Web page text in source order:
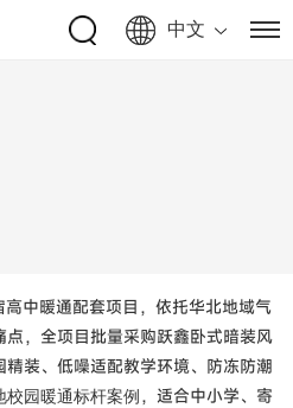
中暖通配套项目，依托华北地域气
，全项目批量采购跃鑫卧式暗装风
装、低噪适配教学环境、防冻防潮
校园暖通标杆案例，适合中小学、寄